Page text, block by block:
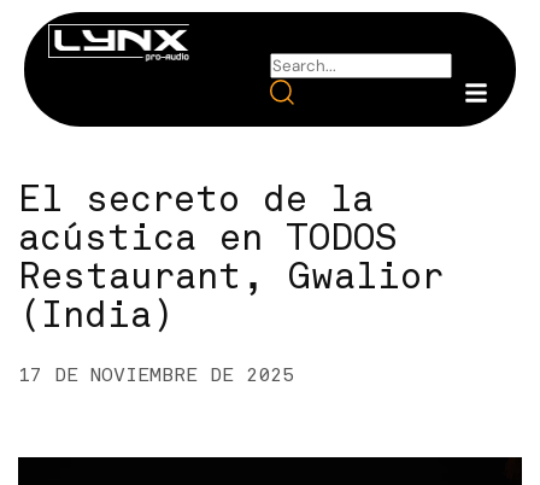
El secreto de la
acústica en TODOS
Restaurant, Gwalior
(India)
17 DE NOVIEMBRE DE 2025